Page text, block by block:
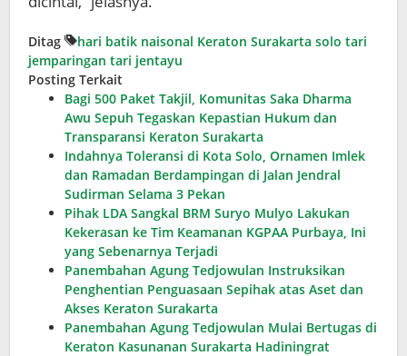
Ditag hari batik naisonal Keraton Surakarta solo tari
jemparingan tari jentayu
Posting Terkait
Bagi 500 Paket Takjil, Komunitas Saka Dharma
Awu Sepuh Tegaskan Kepastian Hukum dan
Transparansi Keraton Surakarta
Indahnya Toleransi di Kota Solo, Ornamen Imlek
dan Ramadan Berdampingan di Jalan Jendral
Sudirman Selama 3 Pekan
Pihak LDA Sangkal BRM Suryo Mulyo Lakukan
Kekerasan ke Tim Keamanan KGPAA Purbaya, Ini
yang Sebenarnya Terjadi
Panembahan Agung Tedjowulan Instruksikan
Penghentian Penguasaan Sepihak atas Aset dan
Akses Keraton Surakarta
Panembahan Agung Tedjowulan Mulai Bertugas di
Keraton Kasunanan Surakarta Hadiningrat